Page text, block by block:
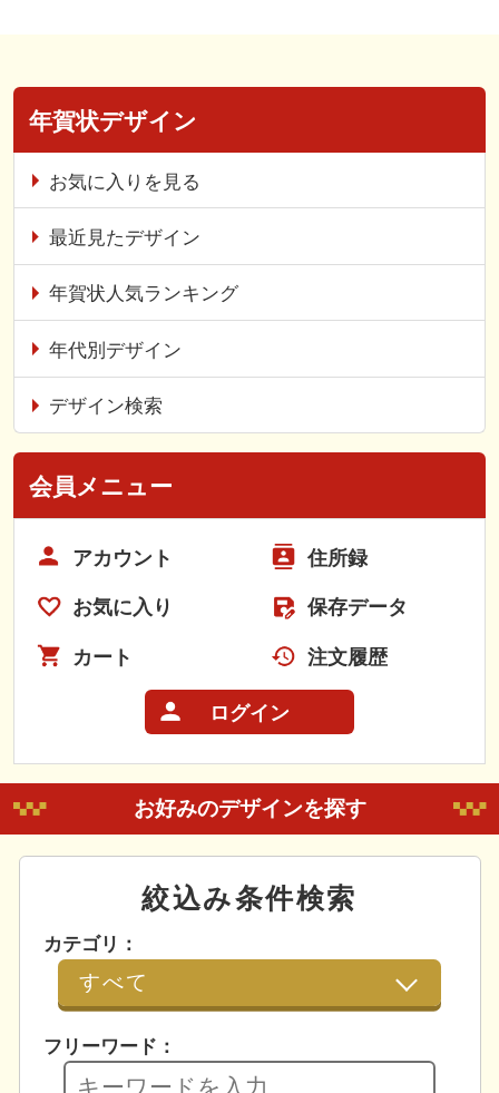
年賀状デザイン
お気に入りを見る
最近見たデザイン
年賀状人気ランキング
年代別デザイン
デザイン検索
会員メニュー
アカウント 住所録
お気に入り 保存データ
カート 注文履歴
ログイン
お好みのデザインを探す
絞込み条件検索
カテゴリ：
フリーワード：